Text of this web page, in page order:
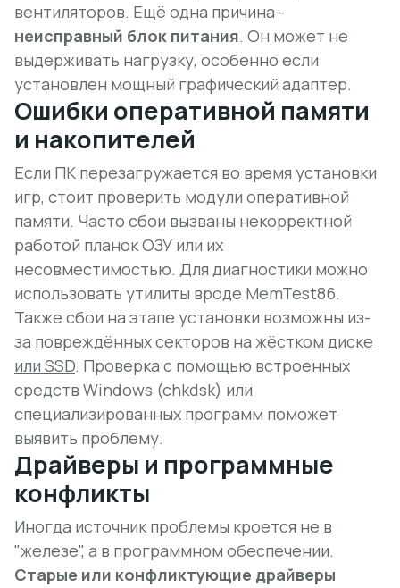
вентиляторов. Ещё одна причина -
неисправный блок питания. Он может не
выдерживать нагрузку, особенно если
установлен мощный графический адаптер.
Ошибки оперативной памяти
и накопителей
Если ПК перезагружается во время установки
игр, стоит проверить модули оперативной
памяти. Часто сбои вызваны некорректной
работой планок ОЗУ или их
несовместимостью. Для диагностики можно
использовать утилиты вроде MemTest86.
Также сбои на этапе установки возможны из-
за повреждённых секторов на жёстком диске
или SSD. Проверка с помощью встроенных
средств Windows (chkdsk) или
специализированных программ поможет
выявить проблему.
Драйверы и программные
конфликты
Иногда источник проблемы кроется не в
"железе", а в программном обеспечении.
Старые или конфликтующие драйверы